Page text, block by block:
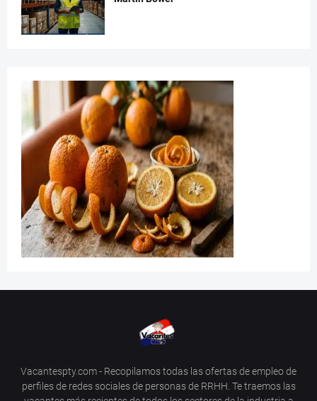
Vacantespty.com - Recopilamos todas las ofertas de empleo de
perfiles de redes sociales de personas de RRHH. Te traemos las